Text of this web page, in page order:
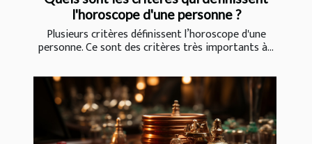
l'horoscope d'une personne ?
Plusieurs critères définissent l’horoscope d'une
personne. Ce sont des critères très importants à...